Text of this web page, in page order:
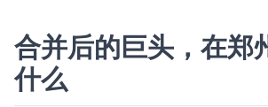
合并后的巨头，在郑
什么